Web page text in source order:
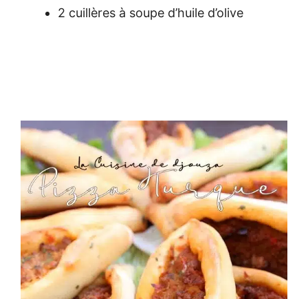
2 cuillères à soupe d’huile d’olive